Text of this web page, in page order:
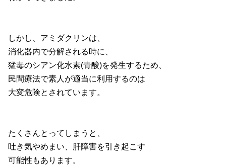
しかし、アミダクリンは、
消化器内で分解される時に、
猛毒のシアン化水素(青酸)を発生するため、
民間療法で素人が適当に利用するのは
大変危険とされています。
たくさんとってしまうと、
吐き気やめまい、肝障害を引き起こす
可能性もあります。